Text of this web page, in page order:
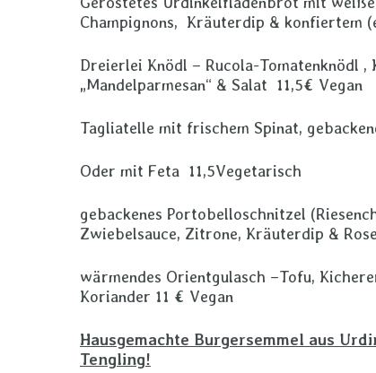
Champignons, Kräuterdip & konfiertem
Dreierlei Knödl – Rucola-Tomatenknödl
„Mandelparmesan“ & Salat 11,5€ Vegan
Tagliatelle mit frischem Spinat,
Oder mit Feta 11,5Vegetarisch
gebackenes Portobelloschnitzel
Zwiebelsauce, Zitrone, Kräuterdip &
wärmendes Orientgulasch –Tofu,
Koriander 11 € Vegan
Hausgemachte Burgersemmel aus
Tengling!